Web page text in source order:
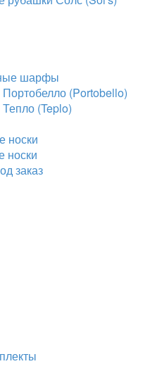
шарфы
(Portobello)
(Teplo)
носки
носки
заказ